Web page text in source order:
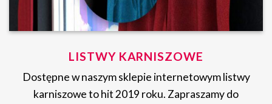
LISTWY KARNISZOWE
Dostępne w naszym sklepie internetowym listwy
karniszowe to hit 2019 roku. Zapraszamy do